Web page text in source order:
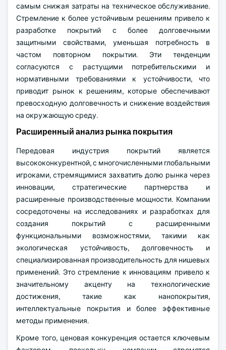
самым снижая затраты на техническое обслуживание.
Стремление к более устойчивым решениям привело к
разработке покрытий с более долговечными
защитными свойствами, уменьшая потребность в
частом повторном покрытии. Эти тенденции
согласуются с растущими потребительскими и
нормативными требованиями к устойчивости, что
приводит рынок к решениям, которые обеспечивают
превосходную долговечность и снижение воздействия
на окружающую среду.
Расширенный анализ рынка покрытия
Передовая индустрия покрытий является
высококонкурентной, с многочисленными глобальными
игроками, стремящимися захватить долю рынка через
инновации, стратегические партнерства и
расширенные производственные мощности. Компании
сосредоточены на исследованиях и разработках для
создания покрытий с расширенными
функциональными возможностями, такими как
экологическая устойчивость, долговечность и
специализированная производительность для нишевых
применений. Это стремление к инновациям привело к
значительному акценту на технологические
достижения, такие как нанопокрытия,
интеллектуальные покрытия и более эффективные
методы применения.
Кроме того, ценовая конкуренция остается ключевым